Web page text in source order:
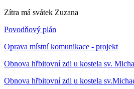
Zítra má svátek Zuzana
Povodňový plán
Oprava místní komunikace - projekt
Obnova hřbitovní zdi u kostela sv.
Obnova hřbitovní zdi u kostela